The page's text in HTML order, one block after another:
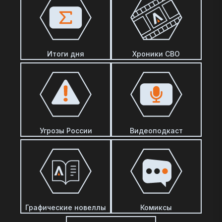
Итоги дня Хроники СВО
Угрозы России Видеоподкаст
Графические новеллы Комиксы